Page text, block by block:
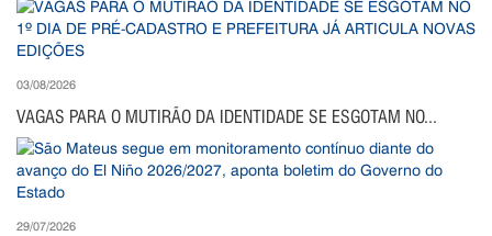
03/08/2026
VAGAS PARA O MUTIRÃO DA IDENTIDADE SE ESGOTAM NO...
29/07/2026